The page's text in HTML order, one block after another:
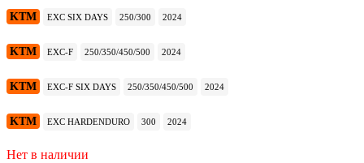
KTM EXC SIX DAYS 250/300 2024
KTM EXC-F 250/350/450/500 2024
KTM EXC-F SIX DAYS 250/350/450/500 2024
KTM EXC HARDENDURO 300 2024
Нет в наличии